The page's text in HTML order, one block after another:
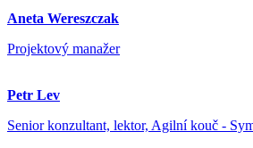
Aneta Wereszczak
Projektový manažer
Petr Lev
Senior konzultant, lektor, Agilní kouč -